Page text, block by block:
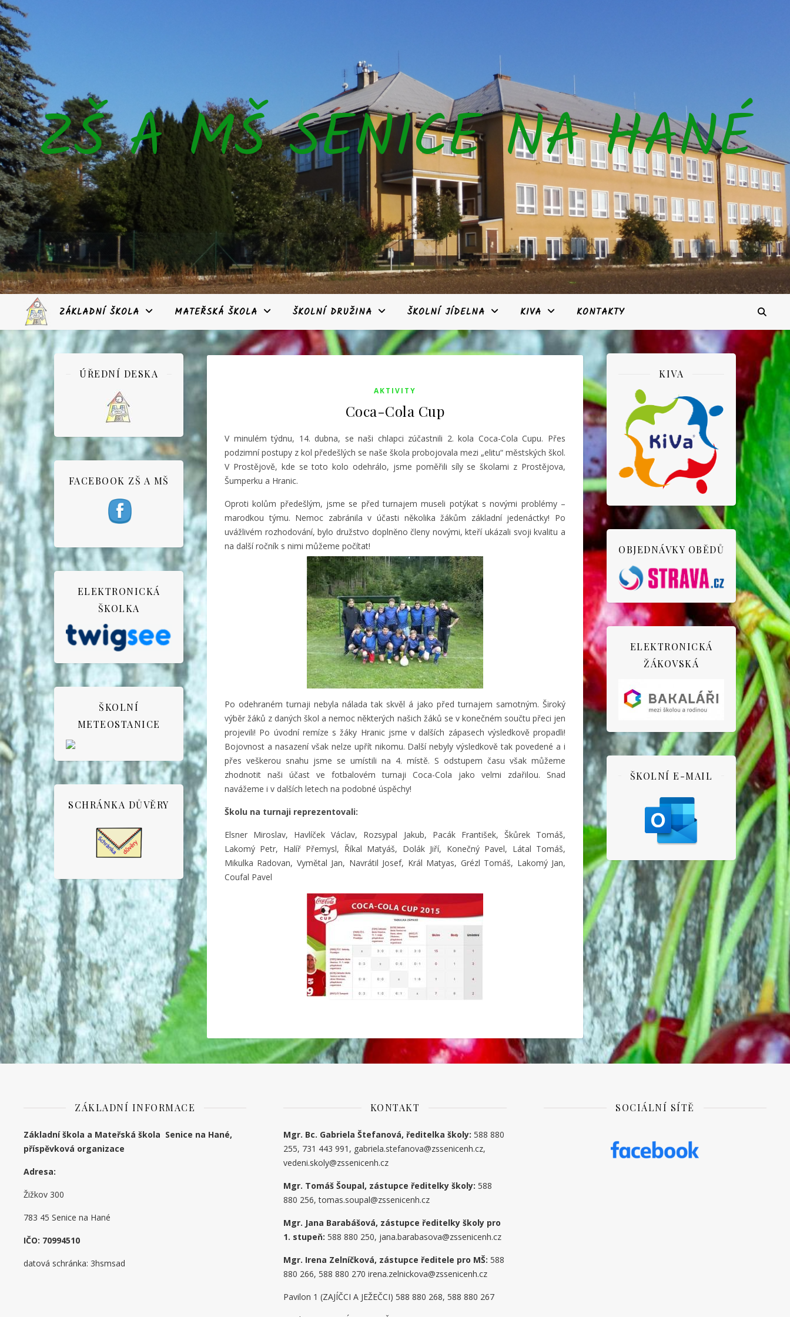
ZŠ A MŠ SENICE NA HANÉ
ZÁKLADNÍ ŠKOLA MATEŘSKÁ ŠKOLA ŠKOLNÍ DRUŽINA ŠKOLNÍ JÍDELNA KIVA KONTAKTY
ÚŘEDNÍ DESKA
FACEBOOK ZŠ A MŠ
ELEKTRONICKÁ
ŠKOLKA
ŠKOLNÍ
METEOSTANICE
SCHRÁNKA DŮVĚRY
AKTIVITY
Coca-Cola Cup
V minulém týdnu, 14. dubna, se naši chlapci zúčastnili 2. kola Coca-Cola Cupu. Přes
podzimní postupy z kol předešlých se naše škola probojovala mezi „elitu“ městských škol.
V Prostějově, kde se toto kolo odehrálo, jsme poměřili síly se školami z Prostějova,
Šumperku a Hranic.
Oproti kolům předešlým, jsme se před turnajem museli potýkat s novými problémy –
marodkou týmu. Nemoc zabránila v účasti několika žákům základní jedenáctky! Po
uvážlivém rozhodování, bylo družstvo doplněno členy novými, kteří ukázali svoji kvalitu a
na další ročník s nimi můžeme počítat!
Po odehraném turnaji nebyla nálada tak skvěl á jako před turnajem samotným. Široký
výběr žáků z daných škol a nemoc některých našich žáků se v konečném součtu přeci jen
projevili! Po úvodní remíze s žáky Hranic jsme v dalších zápasech výsledkově propadli!
Bojovnost a nasazení však nelze upřít nikomu. Další nebyly výsledkově tak povedené a i
přes veškerou snahu jsme se umístili na 4. místě. S odstupem času však můžeme
zhodnotit naši účast ve fotbalovém turnaji Coca-Cola jako velmi zdařilou. Snad
navážeme i v dalších letech na podobné úspěchy!
Školu na turnaji reprezentovali:
Elsner Miroslav, Havlíček Václav, Rozsypal Jakub, Pacák František, Škůrek Tomáš,
Lakomý Petr, Halíř Přemysl, Říkal Matyáš, Dolák Jiří, Konečný Pavel, Látal Tomáš,
Mikulka Radovan, Vymětal Jan, Navrátil Josef, Král Matyas, Grézl Tomáš, Lakomý Jan,
Coufal Pavel
KIVA
OBJEDNÁVKY OBĚDŮ
ELEKTRONICKÁ
ŽÁKOVSKÁ
ŠKOLNÍ E-MAIL
ZÁKLADNÍ INFORMACE
Základní škola a Mateřská škola Senice na Hané,
příspěvková organizace
Adresa:
Žižkov 300
783 45 Senice na Hané
IČO: 70994510
datová schránka: 3hsmsad
KONTAKT
Mgr. Bc. Gabriela Štefanová, ředitelka školy: 588 880
255, 731 443 991, gabriela.stefanova@zssenicenh.cz,
vedeni.skoly@zssenicenh.cz
Mgr. Tomáš Šoupal, zástupce ředitelky školy: 588
880 256, tomas.soupal@zssenicenh.cz
Mgr. Jana Barabášová, zástupce ředitelky školy pro
1. stupeň: 588 880 250, jana.barabasova@zssenicenh.cz
Mgr. Irena Zelníčková, zástupce ředitele pro MŠ:588
880 266, 588 880 270 irena.zelnickova@zssenicenh.cz
Pavilon 1 (ZAJÍČCI A JEŽEČCI) 588 880 268, 588 880 267
SOCIÁLNÍ SÍTĚ